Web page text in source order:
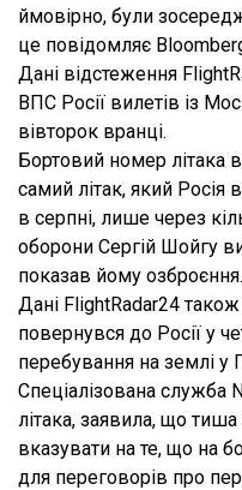
ймовірно, були
це повідомляє
Дані відстеження
ВПС Росії вилетів із
вівторок вранці.
Бортовий номер літака
самий літак, який Росія
в серпні, лише через
оборони Сергій Шойгу
показав йому озброєння.
Дані FlightRadar24
повернувся до Росії у
перебування на землі у
Спеціалізована служба
літака, заявила, що
вказувати на те, що на
для переговорів про